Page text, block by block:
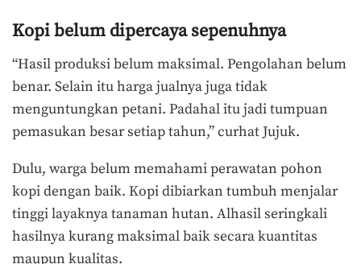
Kopi belum dipercaya sepenuhnya
“Hasil produksi belum maksimal. Pengolahan belum
benar. Selain itu harga jualnya juga tidak
menguntungkan petani. Padahal itu jadi tumpuan
pemasukan besar setiap tahun,” curhat Jujuk.
Dulu, warga belum memahami perawatan pohon
kopi dengan baik. Kopi dibiarkan tumbuh menjalar
tinggi layaknya tanaman hutan. Alhasil seringkali
hasilnya kurang maksimal baik secara kuantitas
maupun kualitas.